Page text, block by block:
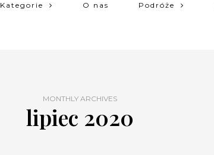
Kategorie O nas Podróże
MONTHLY ARCHIVES
lipiec 2020